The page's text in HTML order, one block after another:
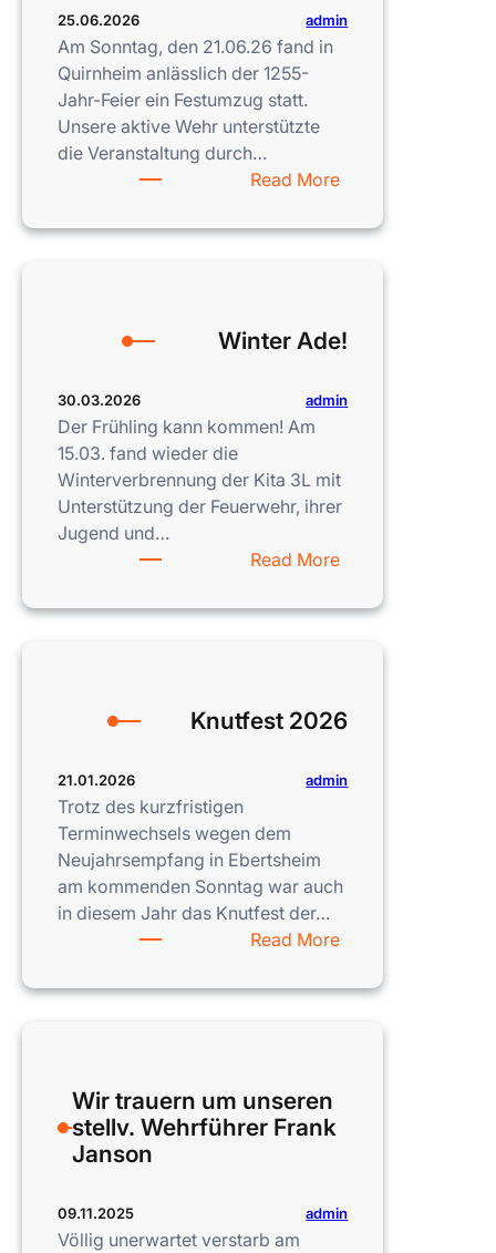
25.06.2026 admin
Am Sonntag, den 21.06.26 fand in
Quirnheim anlässlich der 1255-
Jahr-Feier ein Festumzug statt.
Unsere aktive Wehr unterstützte
die Veranstaltung durch…
Read More:
Quirnheim
Winter Ade!
30.03.2026 admin
Der Frühling kann kommen! Am
15.03. fand wieder die
Winterverbrennung der Kita 3L mit
Unterstützung der Feuerwehr, ihrer
Jugend und…
Read More:
Ade!
Knutfest 2026
21.01.2026 admin
Trotz des kurzfristigen
Terminwechsels wegen dem
Neujahrsempfang in Ebertsheim
am kommenden Sonntag war auch
in diesem Jahr das Knutfest der…
Read More:
2026
Wir trauern um unseren
stellv. Wehrführer Frank
Janson
09.11.2025 admin
Völlig unerwartet verstarb am